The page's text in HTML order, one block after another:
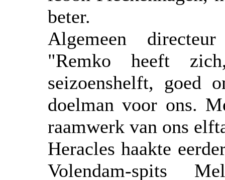
beter.
Algemeen
"Remko heeft
seizoenshelft, goed
doelman voor ons.
raamwerk van ons
Heracles haakte
Volendam-spits